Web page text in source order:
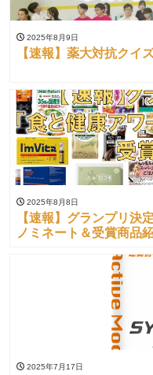
2025年8月9日
【速報】薬大対抗クイ
2025年8月8日
【速報】グランプリ決
ノミネート＆受賞商品
2025年7月17日